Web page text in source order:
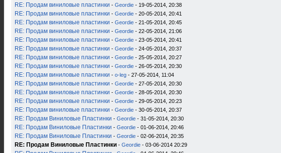
RE: Продам виниловые пластинки - Geordie - 19-05-2014, 20:38
RE: Продам виниловые пластинки - Geordie - 20-05-2014, 20:41
RE: Продам виниловые пластинки - Geordie - 21-05-2014, 20:45
RE: Продам виниловые пластинки - Geordie - 22-05-2014, 21:06
RE: Продам виниловые пластинки - Geordie - 23-05-2014, 20:41
RE: Продам виниловые пластинки - Geordie - 24-05-2014, 20:37
RE: Продам виниловые пластинки - Geordie - 25-05-2014, 20:27
RE: Продам виниловые пластинки - Geordie - 26-05-2014, 20:30
RE: Продам виниловые пластинки - o-leg - 27-05-2014, 11:04
RE: Продам виниловые пластинки - Geordie - 27-05-2014, 20:30
RE: Продам виниловые пластинки - Geordie - 28-05-2014, 20:30
RE: Продам виниловые пластинки - Geordie - 29-05-2014, 20:23
RE: Продам виниловые пластинки - Geordie - 30-05-2014, 20:37
RE: Продам Виниловые Пластинки - Geordie - 31-05-2014, 20:30
RE: Продам Виниловые Пластинки - Geordie - 01-06-2014, 20:46
RE: Продам Виниловые Пластинки - Geordie - 02-06-2014, 20:35
RE: Продам Виниловые Пластинки - Geordie - 03-06-2014 20:29